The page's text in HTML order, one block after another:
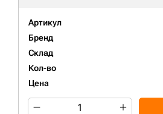
Артикул
Бренд
Склад
Кол-во
Цена